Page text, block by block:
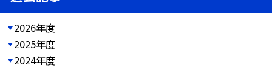
2026年度
2025年度
2024年度